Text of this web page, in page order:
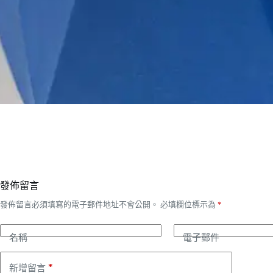
發佈留言
發佈留言必須填寫的電子郵件地址不會公開。 必填欄位標示為 *
名稱 電子郵件
新增留言 *